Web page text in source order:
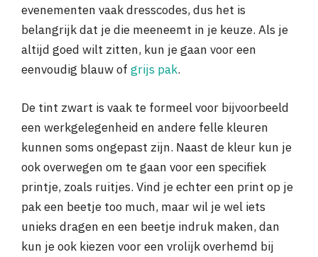
evenementen vaak dresscodes, dus het is
belangrijk dat je die meeneemt in je keuze. Als je
altijd goed wilt zitten, kun je gaan voor een
eenvoudig blauw of grijs pak.
De tint zwart is vaak te formeel voor bijvoorbeeld
een werkgelegenheid en andere felle kleuren
kunnen soms ongepast zijn. Naast de kleur kun je
ook overwegen om te gaan voor een specifiek
printje, zoals ruitjes. Vind je echter een print op je
pak een beetje too much, maar wil je wel iets
unieks dragen en een beetje indruk maken, dan
kun je ook kiezen voor een vrolijk overhemd bij